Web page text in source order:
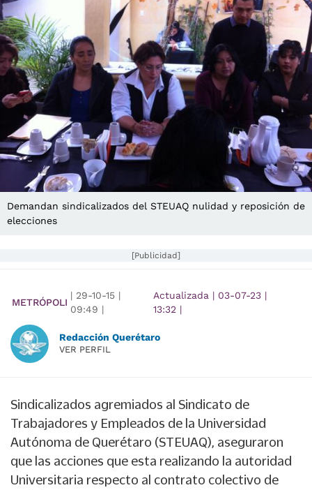
Demandan sindicalizados del STEUAQ nulidad y reposición de
elecciones
[Publicidad]
METRÓPOLI
| 29-10-15 |
09:49 |
Actualizada | 03-07-23 |
13:32 |
Redacción Querétaro
VER PERFIL
Sindicalizados agremiados al Sindicato de
Trabajadores y Empleados de la Universidad
Autónoma de Querétaro (STEUAQ), aseguraron
que las acciones que esta realizando la autoridad
Universitaria respecto al contrato colectivo de